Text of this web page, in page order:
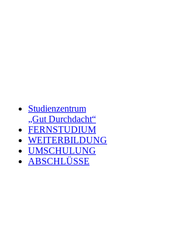
Studienzentrum
„Gut Durchdacht“
FERNSTUDIUM
WEITERBILDUNG
UMSCHULUNG
ABSCHLÜSSE